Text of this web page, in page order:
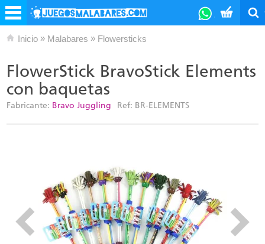
Inicio » Malabares » Flowersticks
FlowerStick BravoStick Elements
con baquetas
Fabricante: Bravo Juggling Ref: BR-ELEMENTS